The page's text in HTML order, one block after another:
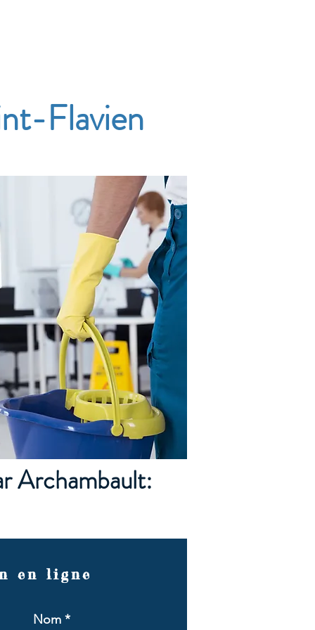
Flavien
Archambault:
en ligne
Nom